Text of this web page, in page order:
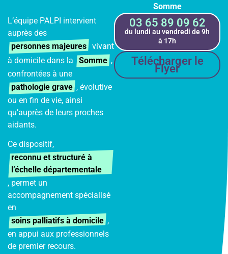
L’équipe PALPI intervient
auprès des
personnes majeures vivant
à domicile dans la
Somme ,
confrontées à une
pathologie grave , évolutive
ou en fin de vie, ainsi
qu’auprès de leurs proches
aidants.
Ce dispositif,
reconnu et structuré à
l’échelle départementale
, permet un
accompagnement spécialisé
en
soins palliatifs à domicile ,
en appui aux professionnels
de premier recours.
Somme
03 65 89 09 62
du lundi au vendredi de 9h
à 17h
Télécharger le
Flyer